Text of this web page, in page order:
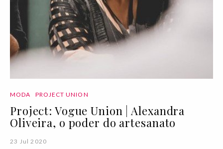
MODA PROJECT UNION
Project: Vogue Union | Alexandra
Oliveira, o poder do artesanato
23 Jul 2020